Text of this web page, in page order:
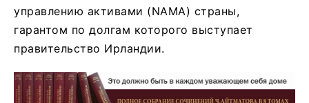
управлению активами (NAMA) страны,
гарантом по долгам которого выступает
правительство Ирландии.